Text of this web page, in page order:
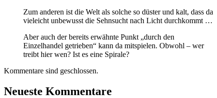
Zum anderen ist die Welt als solche so düster und kalt, dass da
vieleicht unbewusst die Sehnsucht nach Licht durchkommt …
Aber auch der bereits erwähnte Punkt „durch den
Einzelhandel getrieben“ kann da mitspielen. Obwohl – wer
treibt hier wen? Ist es eine Spirale?
Kommentare sind geschlossen.
Neueste Kommentare